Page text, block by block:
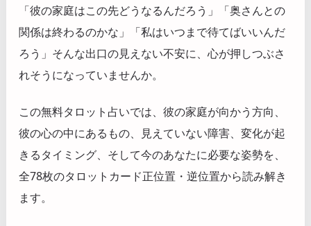
「彼の家庭はこの先どうなるんだろう」「奥さんとの
関係は終わるのかな」「私はいつまで待てばいいんだ
ろう」そんな出口の見えない不安に、心が押しつぶさ
れそうになっていませんか。
この無料タロット占いでは、彼の家庭が向かう方向、
彼の心の中にあるもの、見えていない障害、変化が起
きるタイミング、そして今のあなたに必要な姿勢を、
全78枚のタロットカード正位置・逆位置から読み解き
ます。